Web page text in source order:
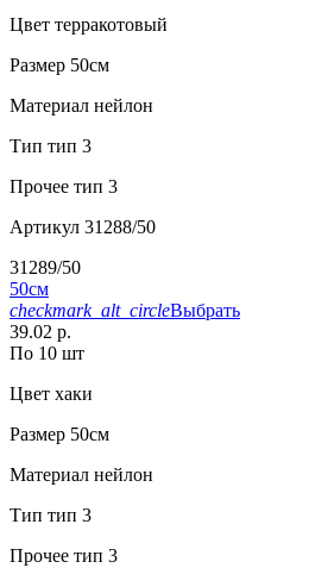
Цвет терракотовый
Размер 50см
Материал нейлон
Тип тип 3
Прочее тип 3
Артикул 31288/50
31289/50
50см
checkmark_alt_circleВыбрать
39.02 р.
По 10 шт
Цвет хаки
Размер 50см
Материал нейлон
Тип тип 3
Прочее тип 3